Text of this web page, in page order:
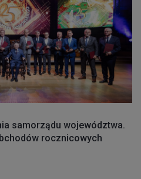
samorządu województwa.
rocznicowych